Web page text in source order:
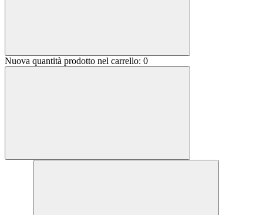
Nuova quantità prodotto nel carrello: 0